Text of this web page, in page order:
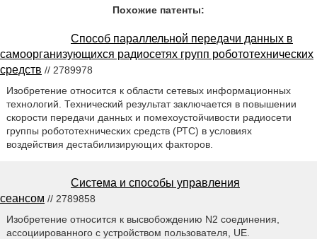
Похожие патенты:
Способ параллельной передачи данных в
самоорганизующихся радиосетях групп робототехнических
средств // 2789978
Изобретение относится к области сетевых информационных
технологий. Технический результат заключается в повышении
скорости передачи данных и помехоустойчивости радиосети
группы робототехнических средств (РТС) в условиях
воздействия дестабилизирующих факторов.
Система и способы управления
сеансом // 2789858
Изобретение относится к высвобождению N2 соединения,
ассоциированного с устройством пользователя, UE.